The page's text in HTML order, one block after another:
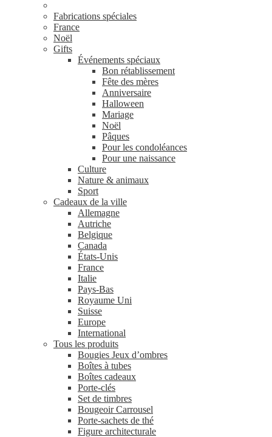
Fabrications spéciales
France
Noël
Gifts
Événements spéciaux
Bon rétablissement
Fête des mères
Anniversaire
Halloween
Mariage
Noël
Pâques
Pour les condoléances
Pour une naissance
Culture
Nature & animaux
Sport
Cadeaux de la ville
Allemagne
Autriche
Belgique
Canada
États-Unis
France
Italie
Pays-Bas
Royaume Uni
Suisse
Europe
International
Tous les produits
Bougies Jeux d’ombres
Boîtes à tubes
Boîtes cadeaux
Porte-clés
Set de timbres
Bougeoir Carrousel
Porte-sachets de thé
Figure architecturale